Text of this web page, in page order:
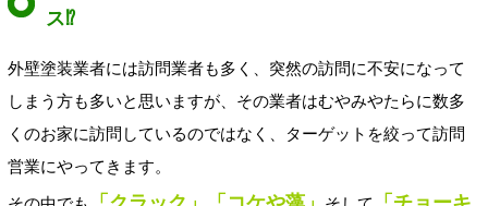
ス⁉
外壁塗装業者には訪問業者も多く、突然の訪問に不安になって
しまう方も多いと思いますが、その業者はむやみやたらに数多
くのお家に訪問しているのではなく、ターゲットを絞って訪問
営業にやってきます。